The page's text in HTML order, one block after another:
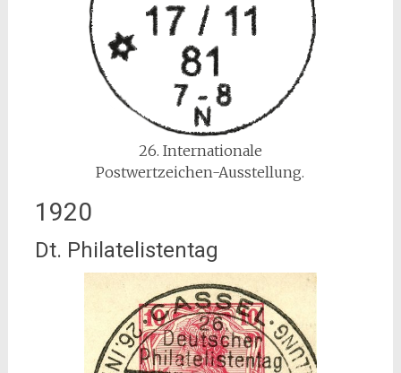
26. Internationale
Postwertzeichen-Ausstellung.
1920
Dt. Philatelistentag